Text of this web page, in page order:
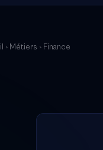
› Métiers › Finance